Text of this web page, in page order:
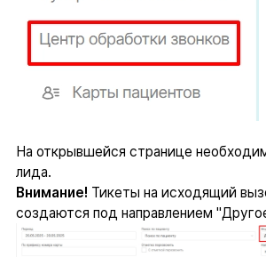
На открывшейся странице
лида.
Внимание! Тикеты на исходящий
создаются под направлением